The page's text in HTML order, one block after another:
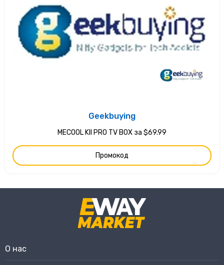
Geekbuying
MECOOL KII PRO TV BOX за $69.99
Промокод
О нас